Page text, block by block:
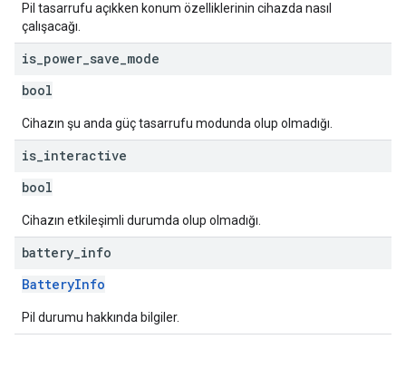
Pil tasarrufu açıkken konum özelliklerinin cihazda nasıl
çalışacağı.
is power save mode
bool
Cihazın şu anda güç tasarrufu modunda olup olmadığı.
is interactive
bool
Cihazın etkileşimli durumda olup olmadığı.
battery info
BatteryInfo
Pil durumu hakkında bilgiler.